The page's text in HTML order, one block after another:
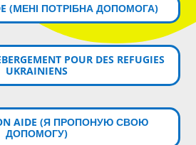
(MЕНІ ПОТРІБНА ДОПОМОГА)
POUR DES REFUGIES
UKRAINIENS
AIDE (Я ПРОПОНУЮ СВОЮ
ДОПОМОГУ)